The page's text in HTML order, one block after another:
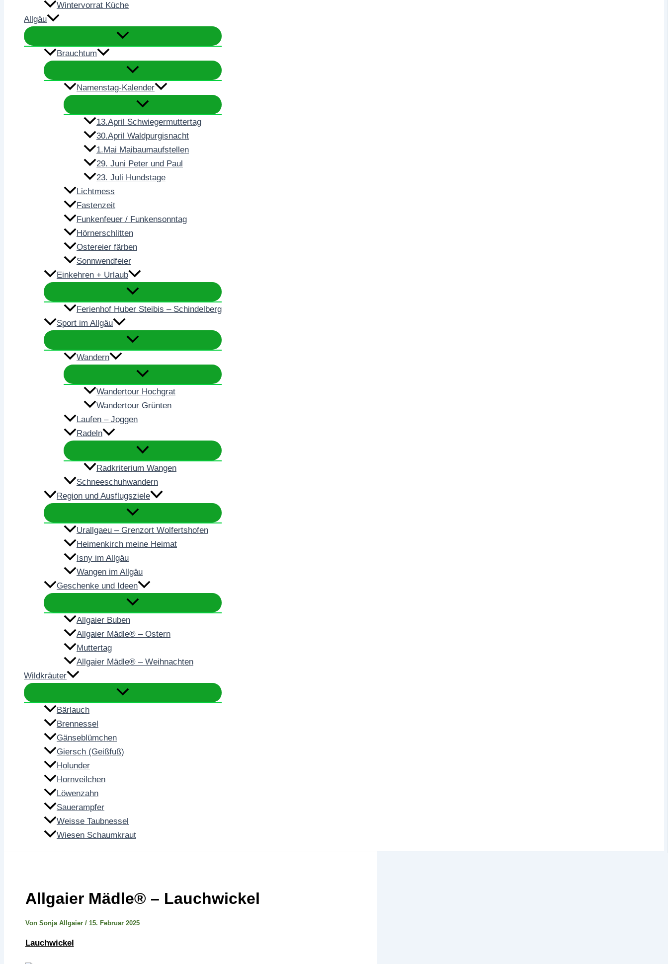
Wintervorrat Küche
Allgäu
Brauchtum
Namenstag-Kalender
13.April Schwiegermuttertag
30.April Waldpurgisnacht
1.Mai Maibaumaufstellen
29. Juni Peter und Paul
23. Juli Hundstage
Lichtmess
Fastenzeit
Funkenfeuer / Funkensonntag
Hörnerschlitten
Ostereier färben
Sonnwendfeier
Einkehren + Urlaub
Ferienhof Huber Steibis – Schindelberg
Sport im Allgäu
Wandern
Wandertour Hochgrat
Wandertour Grünten
Laufen – Joggen
Radeln
Radkriterium Wangen
Schneeschuhwandern
Region und Ausflugsziele
Urallgaeu – Grenzort Wolfertshofen
Heimenkirch meine Heimat
Isny im Allgäu
Wangen im Allgäu
Geschenke und Ideen
Allgaier Buben
Allgaier Mädle® – Ostern
Muttertag
Allgaier Mädle® – Weihnachten
Wildkräuter
Bärlauch
Brennessel
Gänseblümchen
Giersch (Geißfuß)
Holunder
Hornveilchen
Löwenzahn
Sauerampfer
Weisse Taubnessel
Wiesen Schaumkraut
Allgaier Mädle® – Lauchwickel
Von Sonja Allgaier / 15. Februar 2025
Lauchwickel